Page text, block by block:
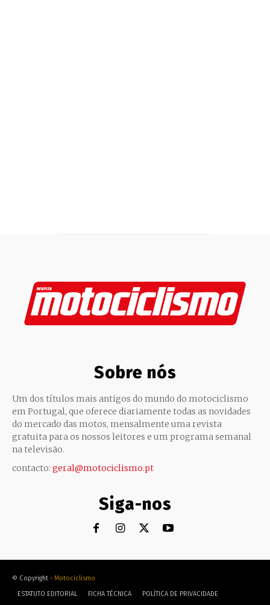
Sobre nós
Um dos títulos mais antigos do mundo do motociclismo
em Portugal, que oferece diariamente todas as novidades
do mercado das motos, mensalmente uma revista
gratuita para os nossos leitores e um programa semanal
na televisão.
contacto: geral@motociclismo.pt
Siga-nos
© Copyright - Motociclismo
ESTATUTO EDITORIAL
FICHA TÉCNICA POLÍTICA DE PRIVACIDADE